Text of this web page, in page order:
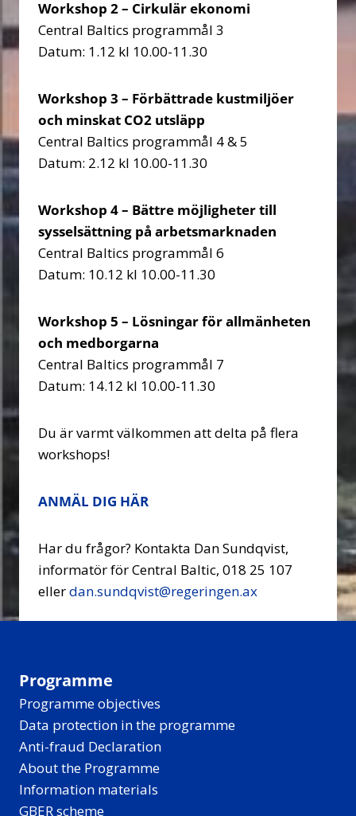
Workshop 2 – Cirkulär ekonomi
Central Baltics programmål 3
Datum: 1.12 kl 10.00-11.30
Workshop 3 – Förbättrade kustmiljöer
och minskat CO2 utsläpp
Central Baltics programmål 4 & 5
Datum: 2.12 kl 10.00-11.30
Workshop 4 – Bättre möjligheter till
sysselsättning på arbetsmarknaden
Central Baltics programmål 6
Datum: 10.12 kl 10.00-11.30
Workshop 5 – Lösningar för allmänheten
och medborgarna
Central Baltics programmål 7
Datum: 14.12 kl 10.00-11.30
Du är varmt välkommen att delta på flera
workshops!
ANMÄL DIG HÄR
Har du frågor? Kontakta Dan Sundqvist,
informatör för Central Baltic, 018 25 107
ellerdan.sundqvist@regeringen.ax
Programme
Programme objectives
Data protection in the programme
Anti-fraud Declaration
About the Programme
Information materials
GBER scheme